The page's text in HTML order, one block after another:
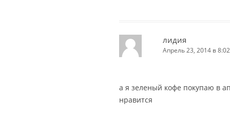
лидия
Апрель 23, 2014 в
а я зеленый кофе покупаю в
нравится